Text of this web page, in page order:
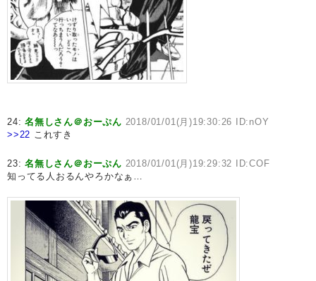
24:名無しさん＠おーぷん 2018/01/01(月)19:30:26 ID:nOY
>>22 これすき
23:名無しさん＠おーぷん 2018/01/01(月)19:29:32 ID:COF
知ってる人おるんやろかなぁ…